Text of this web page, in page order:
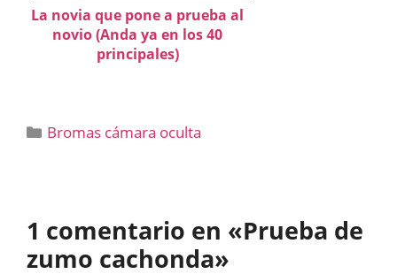
La novia que pone a prueba al
novio (Anda ya en los 40
principales)
Categorías
Bromas cámara oculta
1 comentario en «Prueba de
zumo cachonda»